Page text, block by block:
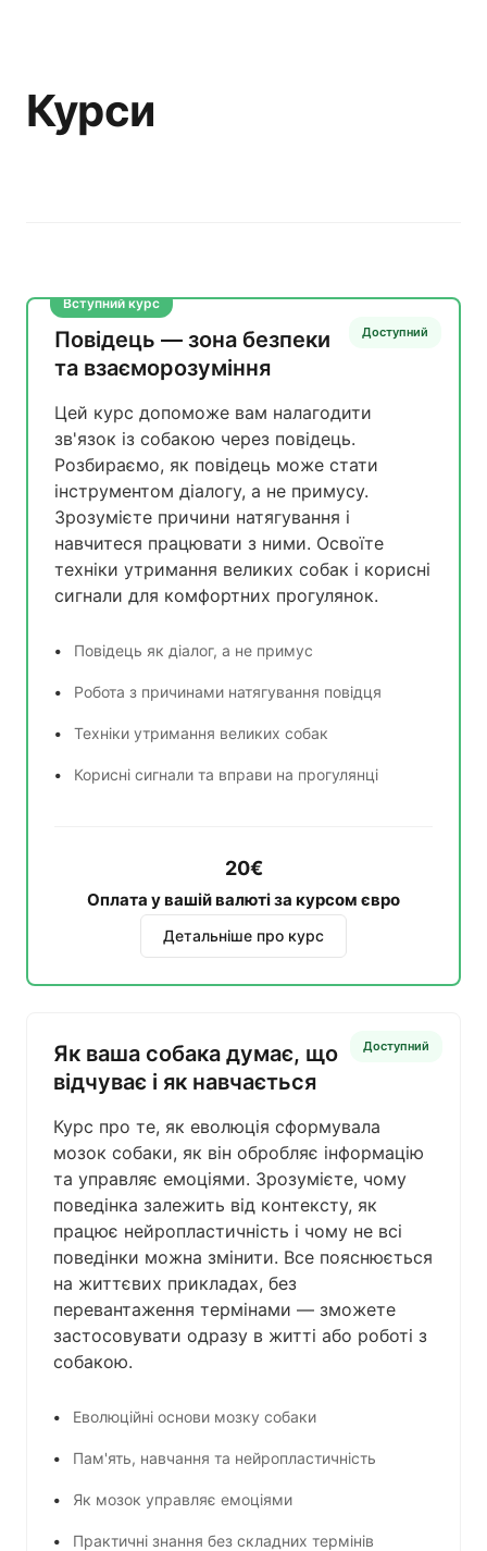
Курси
Вступний курс
Доступний
Повідець — зона безпеки
та взаєморозуміння
Цей курс допоможе вам налагодити
зв'язок із собакою через повідець.
Розбираємо, як повідець може стати
інструментом діалогу, а не примусу.
Зрозумієте причини натягування і
навчитеся працювати з ними. Освоїте
техніки утримання великих собак і корисні
сигнали для комфортних прогулянок.
Повідець як діалог, а не примус
Робота з причинами натягування повідця
Техніки утримання великих собак
Корисні сигнали та вправи на прогулянці
20€
Оплата у вашій валюті за курсом євро
Детальніше про курс
Доступний
Як ваша собака думає, що
відчуває і як навчається
Курс про те, як еволюція сформувала
мозок собаки, як він обробляє інформацію
та управляє емоціями. Зрозумієте, чому
поведінка залежить від контексту, як
працює нейропластичність і чому не всі
поведінки можна змінити. Все пояснюється
на життєвих прикладах, без
перевантаження термінами — зможете
застосовувати одразу в житті або роботі з
собакою.
Еволюційні основи мозку собаки
Пам'ять, навчання та нейропластичність
Як мозок управляє емоціями
Практичні знання без складних термінів